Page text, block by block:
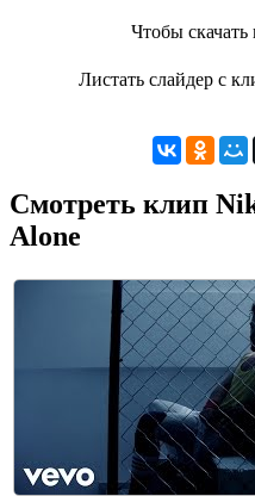
Чтобы
Листать слайдер с
Смотреть клип
Alone